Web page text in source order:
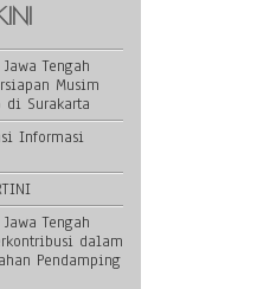
Tengah
Musim
di Surakarta
Informasi
Tengah
dalam
Pendamping